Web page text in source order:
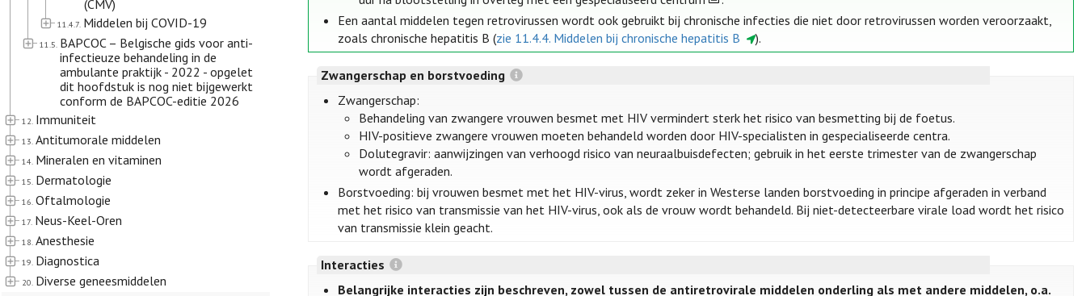
(CMV)
11.4.7. Middelen bij COVID-19
11.5. BAPCOC – Belgische gids voor anti-
infectieuze behandeling in de
ambulante praktijk - 2022 - opgelet
dit hoofdstuk is nog niet bijgewerkt
conform de BAPCOC-editie 2026
12. Immuniteit
13. Antitumorale middelen
14. Mineralen en vitaminen
15. Dermatologie
16. Oftalmologie
17. Neus-Keel-Oren
18. Anesthesie
19. Diagnostica
20. Diverse geneesmiddelen
Een aantal middelen tegen retrovirussen wordt ook gebruikt bij chronische infecties die niet door retrovirussen worden veroorzaakt,
zoals chronische hepatitis B (zie 11.4.4. Middelen bij chronische hepatitis B ).
Zwangerschap en borstvoeding
Zwangerschap:
Behandeling van zwangere vrouwen besmet met HIV vermindert sterk het risico van besmetting bij de foetus.
HIV-positieve zwangere vrouwen moeten behandeld worden door HIV-specialisten in gespecialiseerde centra.
Dolutegravir: aanwijzingen van verhoogd risico van neuraalbuisdefecten; gebruik in het eerste trimester van de zwangerschap
wordt afgeraden.
Borstvoeding: bij vrouwen besmet met het HIV-virus, wordt zeker in Westerse landen borstvoeding in principe afgeraden in verband
met het risico van transmissie van het HIV-virus, ook als de vrouw wordt behandeld. Bij niet-detecteerbare virale load wordt het risico
van transmissie klein geacht.
Interacties
Belangrijke interacties zijn beschreven, zowel tussen de antiretrovirale middelen onderling als met andere middelen, o.a.